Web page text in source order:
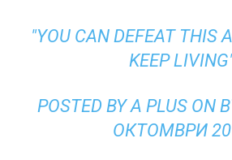
"YOU CAN DEFEAT THIS
KEEP
POSTED BYA PLUS ON
ОКТОМВРИ